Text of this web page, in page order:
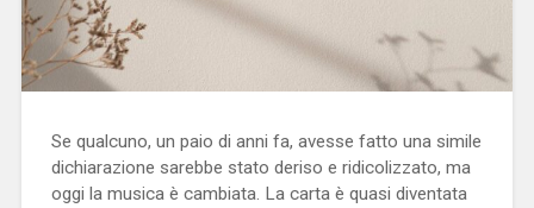
Se qualcuno, un paio di anni fa, avesse fatto una simile
dichiarazione sarebbe stato deriso e ridicolizzato, ma
oggi la musica è cambiata. La carta è quasi diventata